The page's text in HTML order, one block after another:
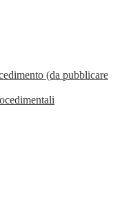
(da pubblicare